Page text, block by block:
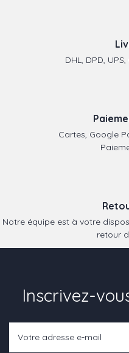
DHL, DPD,
Cartes, Google
Notre équipe est à votre
retour
Inscrivez-